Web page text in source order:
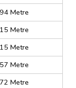
Metre
Metre
Metre
Metre
Metre